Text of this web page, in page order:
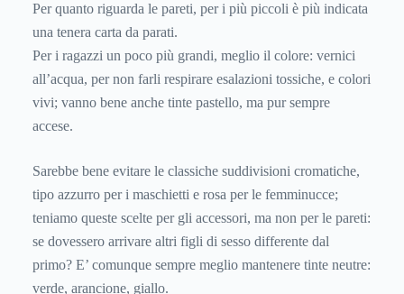
Per quanto riguarda le pareti, per i più piccoli è più indicata
una tenera carta da parati.
Per i ragazzi un poco più grandi, meglio il colore: vernici
all’acqua, per non farli respirare esalazioni tossiche, e colori
vivi; vanno bene anche tinte pastello, ma pur sempre
accese.
Sarebbe bene evitare le classiche suddivisioni cromatiche,
tipo azzurro per i maschietti e rosa per le femminucce;
teniamo queste scelte per gli accessori, ma non per le pareti:
se dovessero arrivare altri figli di sesso differente dal
primo? E’ comunque sempre meglio mantenere tinte neutre:
verde, arancione, giallo.